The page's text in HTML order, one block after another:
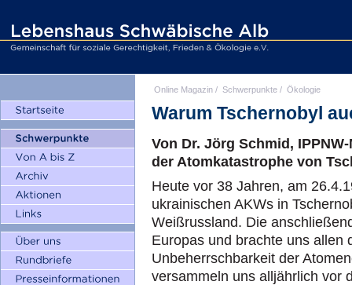
Online Magazin / Schwerpunkte / Ökologie
Warum Tschernobyl
Von Dr. Jörg Schmid,
der Atomkatastrophe von
Heute vor 38 Jahren, am
ukrainischen AKWs in
Weißrussland. Die
Europas und brachte uns allen
Unbeherrschbarkeit der
versammeln uns alljährlich vor